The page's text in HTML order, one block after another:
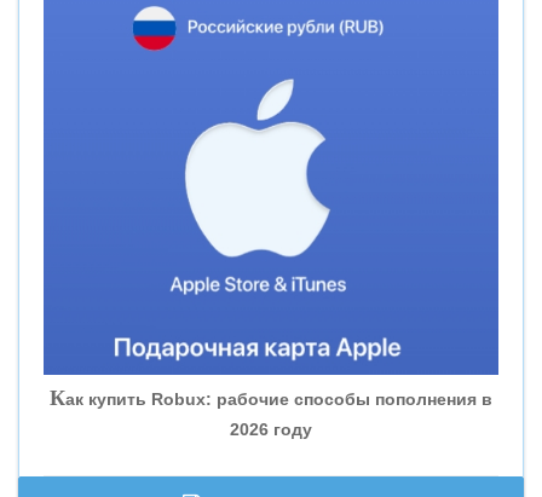
«ВНЕШПРОМБАНК»
«БАНК ГЛОБЭКС»
«СОВКОМБАНК»
Как купить Robux: рабочие способы пополнения в
2026 году